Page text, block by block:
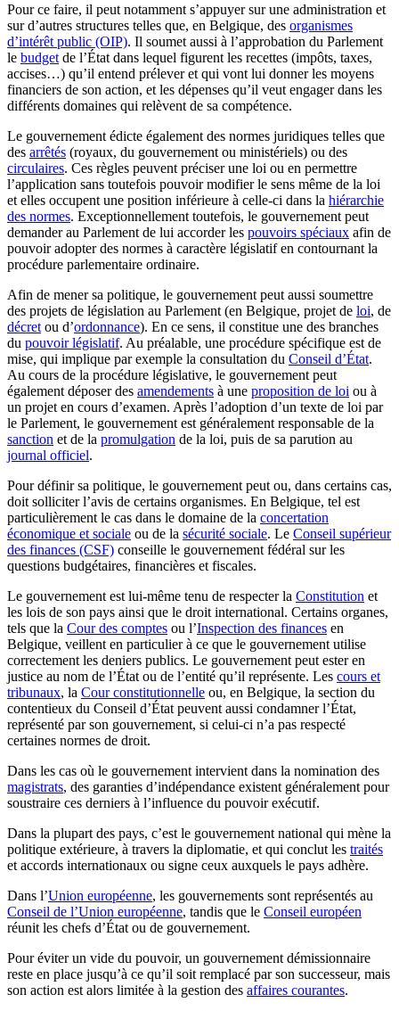
Pour ce faire, il peut notamment s’appuyer sur une administration et
sur d’autres structures telles que, en Belgique, des organismes
d’intérêt public (OIP). Il soumet aussi à l’approbation du Parlement
le budget de l’État dans lequel figurent les recettes (impôts, taxes,
accises…) qu’il entend prélever et qui vont lui donner les moyens
financiers de son action, et les dépenses qu’il veut engager dans les
différents domaines qui relèvent de sa compétence.
Le gouvernement édicte également des normes juridiques telles que
des arrêtés (royaux, du gouvernement ou ministériels) ou des
circulaires. Ces règles peuvent préciser une loi ou en permettre
l’application sans toutefois pouvoir modifier le sens même de la loi
et elles occupent une position inférieure à celle-ci dans la hiérarchie
des normes. Exceptionnellement toutefois, le gouvernement peut
demander au Parlement de lui accorder les pouvoirs spéciaux afin de
pouvoir adopter des normes à caractère législatif en contournant la
procédure parlementaire ordinaire.
Afin de mener sa politique, le gouvernement peut aussi soumettre
des projets de législation au Parlement (en Belgique, projet de loi, de
décret ou d’ordonnance). En ce sens, il constitue une des branches
du pouvoir législatif. Au préalable, une procédure spécifique est de
mise, qui implique par exemple la consultation du Conseil d’État.
Au cours de la procédure législative, le gouvernement peut
également déposer des amendements à une proposition de loi ou à
un projet en cours d’examen. Après l’adoption d’un texte de loi par
le Parlement, le gouvernement est généralement responsable de la
sanction et de la promulgation de la loi, puis de sa parution au
journal officiel.
Pour définir sa politique, le gouvernement peut ou, dans certains cas,
doit solliciter l’avis de certains organismes. En Belgique, tel est
particulièrement le cas dans le domaine de la concertation
économique et sociale ou de la sécurité sociale. Le Conseil supérieur
des finances (CSF) conseille le gouvernement fédéral sur les
questions budgétaires, financières et fiscales.
Le gouvernement est lui-même tenu de respecter la Constitution et
les lois de son pays ainsi que le droit international. Certains organes,
tels que la Cour des comptes ou l’Inspection des finances en
Belgique, veillent en particulier à ce que le gouvernement utilise
correctement les deniers publics. Le gouvernement peut ester en
justice au nom de l’État ou de l’entité qu’il représente. Les cours et
tribunaux, la Cour constitutionnelle ou, en Belgique, la section du
contentieux du Conseil d’État peuvent aussi condamner l’État,
représenté par son gouvernement, si celui-ci n’a pas respecté
certaines normes de droit.
Dans les cas où le gouvernement intervient dans la nomination des
magistrats, des garanties d’indépendance existent généralement pour
soustraire ces derniers à l’influence du pouvoir exécutif.
Dans la plupart des pays, c’est le gouvernement national qui mène la
politique extérieure, à travers la diplomatie, et qui conclut les traités
et accords internationaux ou signe ceux auxquels le pays adhère.
Dans l’Union européenne, les gouvernements sont représentés au
Conseil de l’Union européenne, tandis que le Conseil européen
réunit les chefs d’État ou de gouvernement.
Pour éviter un vide du pouvoir, un gouvernement démissionnaire
reste en place jusqu’à ce qu’il soit remplacé par son successeur, mais
son action est alors limitée à la gestion des affaires courantes.